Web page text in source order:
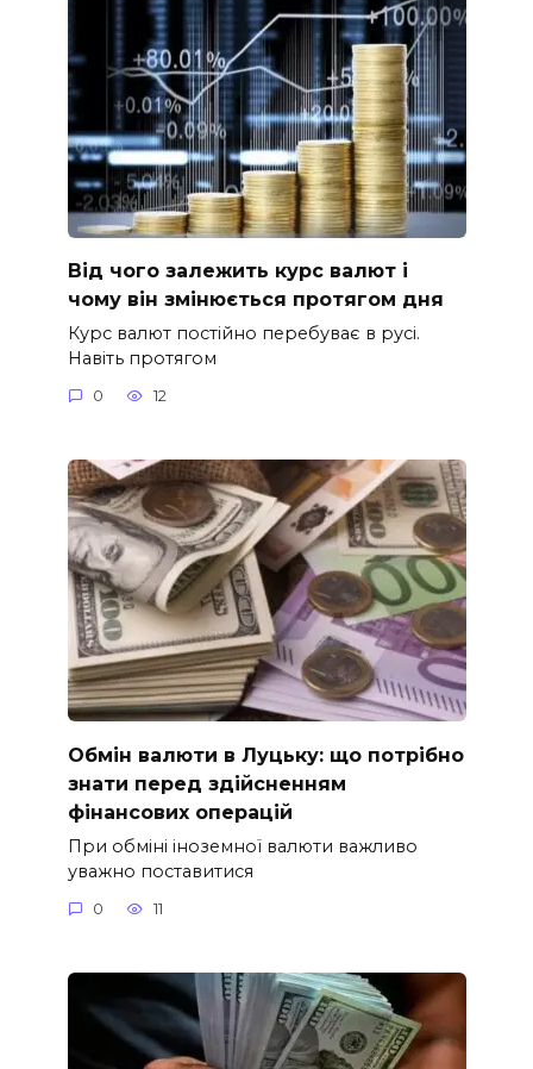
Від чого залежить курс валют і
чому він змінюється протягом дня
Курс валют постійно перебуває в русі.
Навіть протягом
0 12
Обмін валюти в Луцьку: що потрібно
знати перед здійсненням
фінансових операцій
При обміні іноземної валюти важливо
уважно поставитися
0 11